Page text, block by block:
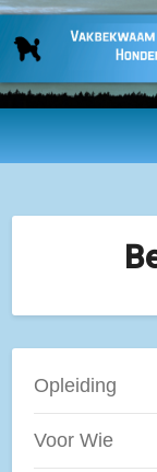
Opleiding
Voor Wie